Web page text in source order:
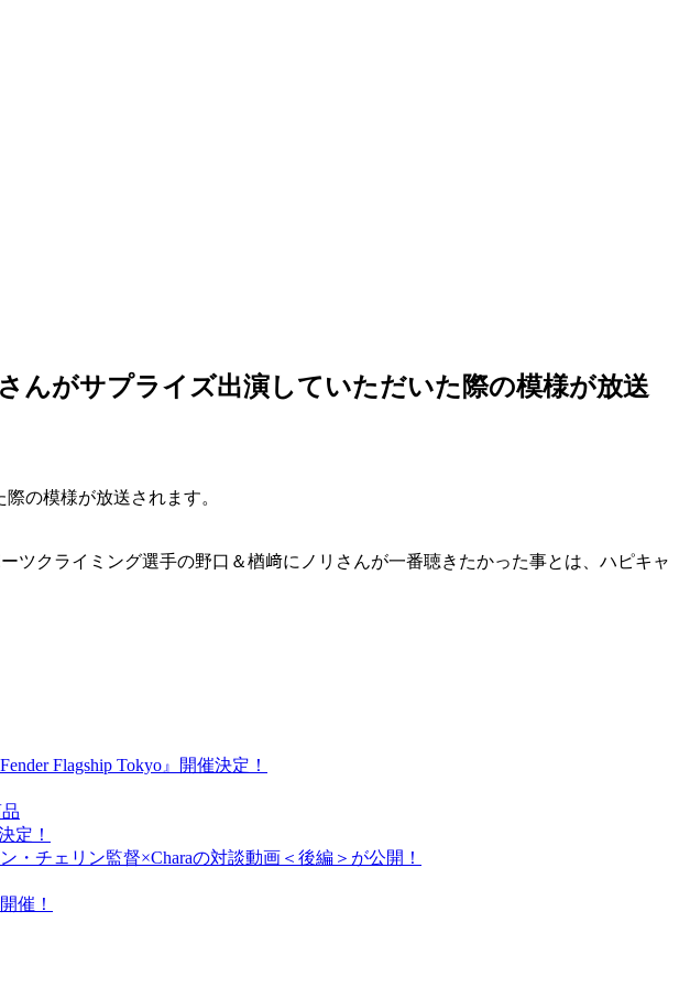
んがサプライズ出演していただいた際の模様が放送
の模様が放送されます。
ツクライミング選手の野口＆楢﨑にノリさんが一番聴きたかった事とは、ハピキャ
Flagship Tokyo』開催決定！
定！
・チェリン監督×Charaの対談動画＜後編＞が公開！
催！